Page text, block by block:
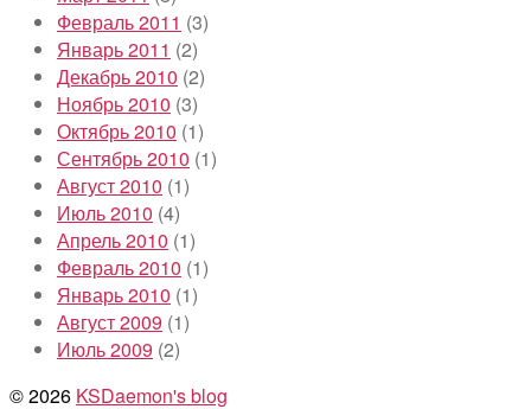
Февраль 2011 (3)
Январь 2011 (2)
Декабрь 2010 (2)
Ноябрь 2010 (3)
Октябрь 2010 (1)
Сентябрь 2010 (1)
Август 2010 (1)
Июль 2010 (4)
Апрель 2010 (1)
Февраль 2010 (1)
Январь 2010 (1)
Август 2009 (1)
Июль 2009 (2)
© 2026 KSDaemon's blog